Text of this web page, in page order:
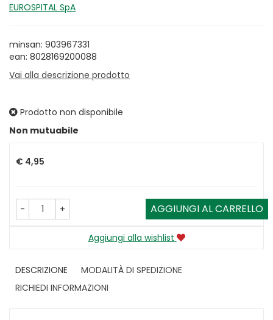
EUROSPITAL SpA
minsan: 903967331
ean: 8028169200088
Vai alla descrizione prodotto
Prodotto non disponibile
Non mutuabile
Prezzo
€ 4,95
- + AGGIUNGI AL CARRELLO
Aggiungi alla wishlist
DESCRIZIONE
MODALITÀ DI SPEDIZIONE
RICHIEDI INFORMAZIONI